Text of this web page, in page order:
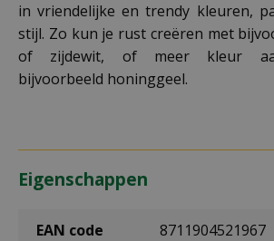
in vriendelijke en trendy kleuren,
stijl. Zo kun je rust creëren met
of zijdewit, of meer kleur
bijvoorbeeld honinggeel.
Eigenschappen
EAN code 8711904521967